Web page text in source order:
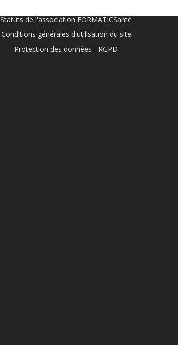
Statuts de l'association FORMATICSanté
Conditions générales d'utilisation du site
Protection des données - RGPD